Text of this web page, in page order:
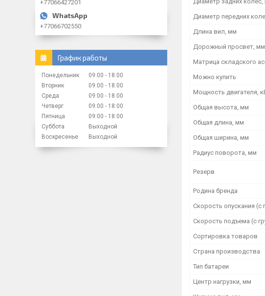
Диаметр передних
Длина вил, мм
Дорожный просвет, мм
Матрица складского
Можно купить
Мощность двигателя,
Общая высота, мм
Общая длина, мм
Общая ширина, мм
Радиус поворота, мм
Резерв
Родина бренда
Скорость опускания (с
Скорость подъема (с
Сортировка товаров
Страна производства
Тип батареи
Центр нагрузки, мм
+77066427201
+77066702550
График работы
Понедельник 09:00
18:00
Вторник
09:00
18:00
Среда
09:00
18:00
Четверг
09:00
18:00
Пятница
09:00
18:00
Суббота
Выходной
Воскресенье
Выходной